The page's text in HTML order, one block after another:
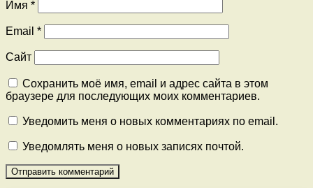
Имя *
Email *
Сайт
Сохранить моё имя, email и адрес сайта в этом
браузере для последующих моих комментариев.
Уведомить меня о новых комментариях по email.
Уведомлять меня о новых записях почтой.